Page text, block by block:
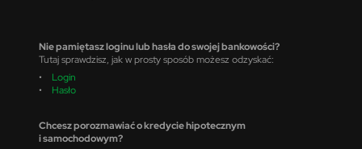
Nie pamiętasz loginu lub hasła do swojej bankowości?
Tutaj sprawdzisz, jak w prosty sposób możesz odzyskać:
• Login
• Hasło
Chcesz porozmawiać o kredycie hipotecznym
i samochodowym?